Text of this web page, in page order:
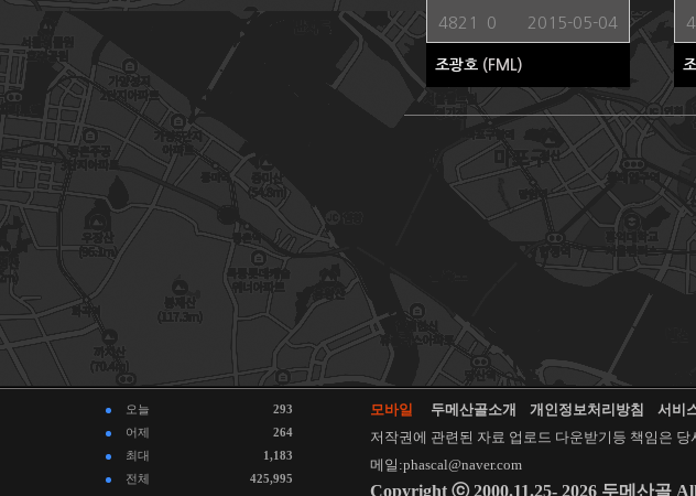
4821 0 2015-05-04
조광호 (FML)
처음 맨끝
오늘
293
어제
264
최대
1,183
전체
425,995
모바일 두메산골소개 개인정보처리방침
서비
저작권에 관련된 자료 업로드 다운받기등 책임은
메일:phascal@naver.com
Copyright ⓒ 2000.11.25- 2026 두메산골